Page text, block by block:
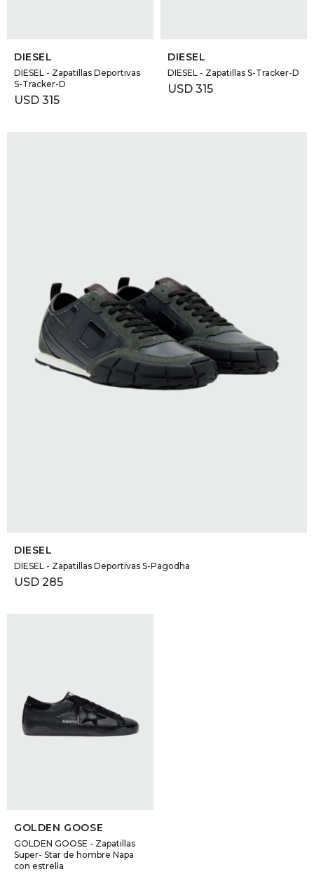
DIESEL
DIESEL - Zapatillas Deportivas
S-Tracker-D
USD 315
DIESEL
DIESEL - Zapatillas S-Tracker-D
USD 315
DIESEL
DIESEL - Zapatillas Deportivas S-Pagodha
USD 285
GOLDEN GOOSE
GOLDEN GOOSE - Zapatillas
Super- Star de hombre Napa
con estrella